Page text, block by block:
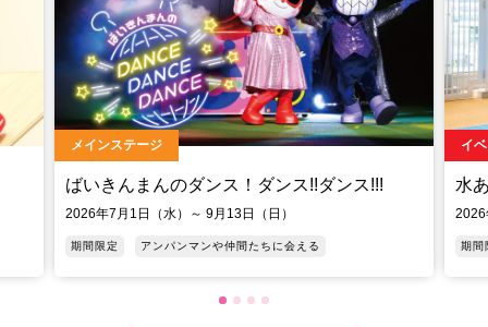
メインステージ
ばいきんまんのダンス！ダンス!!ダンス!!!
2026年7月1日（水）～ 9月13日（日）
期間限定 アンパンマンや仲間たちに会える
イ
水
2026
期間